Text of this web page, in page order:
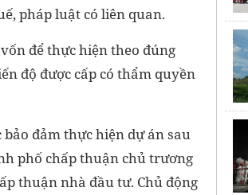
pháp luật có liên quan.
để thực hiện theo đúng
độ được cấp có thẩm quyền
đảm thực hiện dự án sau
phố chấp thuận chủ trương
thuận nhà đầu tư. Chủ động